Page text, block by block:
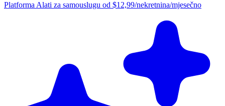
Platforma Alati za samouslugu od $12,99/nekretnina/mjesečno